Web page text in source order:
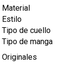
Material
Estilo
Tipo de cuello
Tipo de manga
Originales